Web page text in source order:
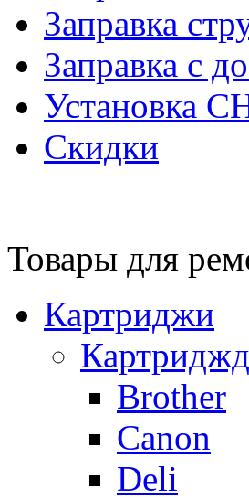
Заправка
Заправка с
Установка
Скидки
Товары для
Картриджи
Brother
Canon
Deli